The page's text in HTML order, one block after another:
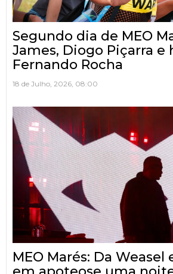
Segundo dia de MEO
James, Diogo Piçarra e
Fernando Rocha
18 de Julho, 2026, 08:00
MEO Marés: Da Weasel